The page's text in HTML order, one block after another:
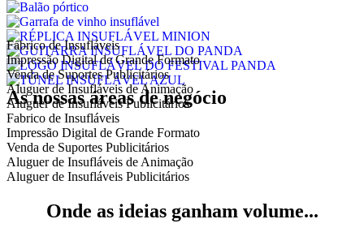
As nossas áreas de negócio
Fabrico de Insufláveis
Impressão Digital de Grande Formato
Venda de Suportes Publicitários
Aluguer de Insufláveis de Animação
Aluguer de Insufláveis Publicitários
Fabrico de Insufláveis
Impressão Digital de Grande Formato
Venda de Suportes Publicitários
Aluguer de Insufláveis de Animação
Aluguer de Insufláveis Publicitários
Onde as ideias ganham volume...